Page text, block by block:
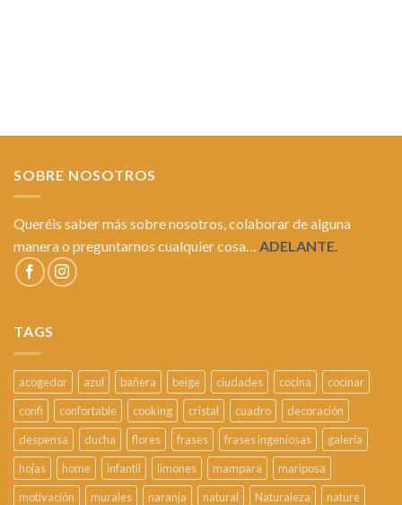
SOBRE NOSOTROS
Queréis saber más sobre nosotros, colaborar de alguna
manera o preguntarnos cualquier cosa… ADELANTE.
TAGS
acogedor azul bañera beige ciudades cocina
cocinar
confi
confortable cooking cristal cuadro
decoración
despensa
ducha flores frases frases ingeniosas
galería
hojas
home infantil limones mampara
mariposa
motivación
murales naranja natural Naturaleza
nature